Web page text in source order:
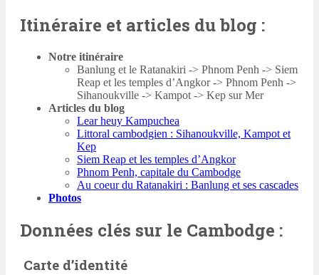
Itinéraire et articles du blog :
Notre itinéraire
Banlung et le Ratanakiri -> Phnom Penh -> Siem
Reap et les temples d’Angkor -> Phnom Penh ->
Sihanoukville -> Kampot -> Kep sur Mer
Articles du blog
Lear heuy Kampuchea
Littoral cambodgien : Sihanoukville, Kampot et
Kep
Siem Reap et les temples d’Angkor
Phnom Penh, capitale du Cambodge
Au coeur du Ratanakiri : Banlung et ses cascades
Photos
Données clés sur le Cambodge :
Carte d’identité